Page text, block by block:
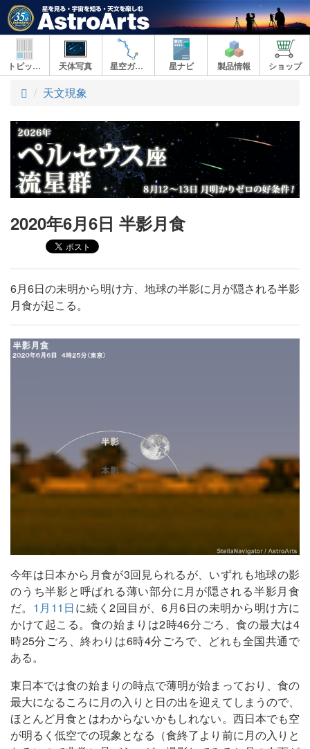
トピックス 天体写真 星空ガイド 星ナビ 製品情報 ショップ
ト
プ
天文現象
2020年6月6日 半影月食
6月6日の未明から明け方、地球の半影に月が隠される半影
月食が起こる。
今年は日本から月食が3回見られるが、いずれも地球の影
のうち半影と呼ばれる薄い部分に月が隠される半影月食
だ。 1月11日に続く2回目が、6月6日の未明から明け方に
かけて起こる。食の始まりは2時46分ごろ、食の最大は4
時25分ごろ、終わりは6時4分ごろで、どれも全国共通で
ある。
東日本では食の始まりの時点で薄明が始まっており、食の
最大になるころに月の入りと日の出を迎えてしまうので、
ほとんど月食とはわからないかもしれない。西日本でも空
が明るく低空での現象となる（食終了より前に月の入りと